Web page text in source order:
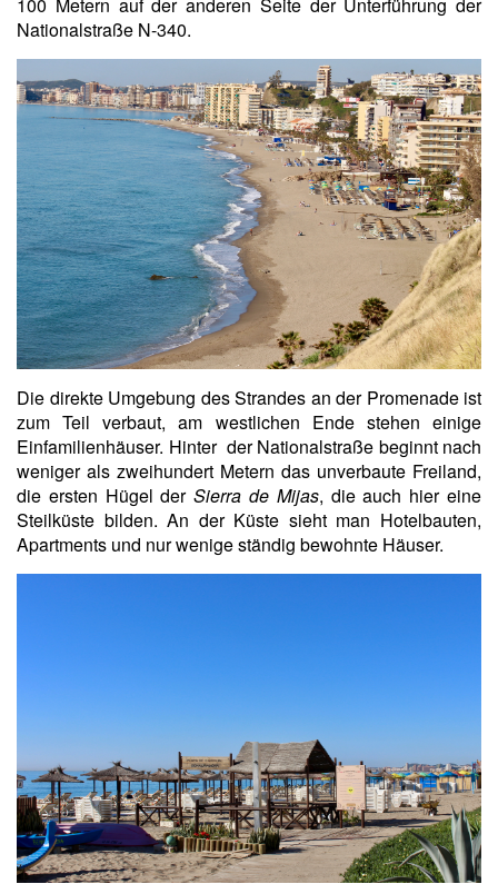
Nationalstraße N-340.
Die direkte Umgebung des Strandes an der Promenade ist
zum Teil verbaut, am westlichen Ende stehen einige
Einfamilienhäuser. Hinter der Nationalstraße beginnt nach
weniger als zweihundert Metern das unverbaute Freiland,
die ersten Hügel derSierra de Mijas, die auch hier eine
Steilküste bilden. An der Küste sieht man Hotelbauten,
Apartments und nur wenige ständig bewohnte Häuser.